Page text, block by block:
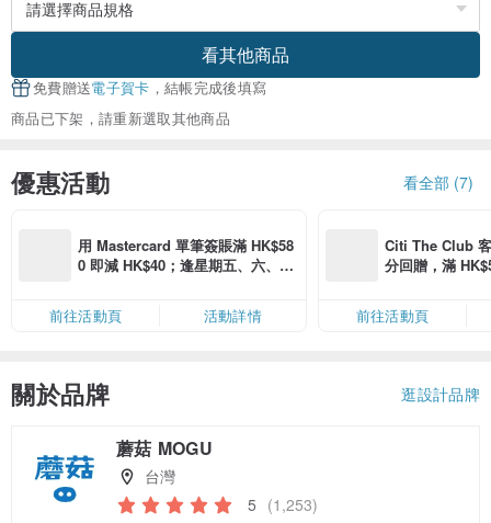
看其他商品
免費贈送電子賀卡 ，結帳完成後填寫
商品已下架，請重新選取其他商品
優惠活動 看全部 (7)
用 Mastercard 單筆簽賬滿 HK$58
0 即減 HK$40；逢星期五、六、日
限，額滿即止，僅限「常用信用
卡」結帳）
前往活動頁 活動詳情
Citi The Club
分回贈，滿
前往活動頁
關於品牌 逛設計品牌
蘑菇 MOGU
台灣
5 (1,253)